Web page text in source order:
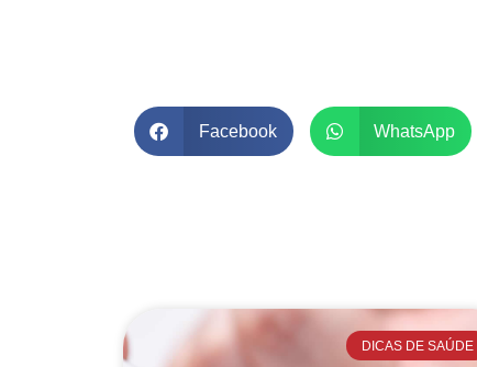
Facebook WhatsApp
DICAS DE SAÚDE